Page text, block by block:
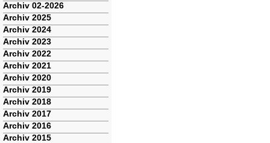
Archiv 02-2026
Archiv 2025
Archiv 2024
Archiv 2023
Archiv 2022
Archiv 2021
Archiv 2020
Archiv 2019
Archiv 2018
Archiv 2017
Archiv 2016
Archiv 2015